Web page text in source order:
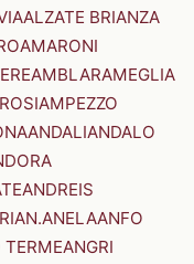
ALZATE BRIANZA
AMARONI
AMBLARAMEGLIA
AMPEZZO
ANDALIANDALO
ANDREIS
ANELAANFO
ANGRI